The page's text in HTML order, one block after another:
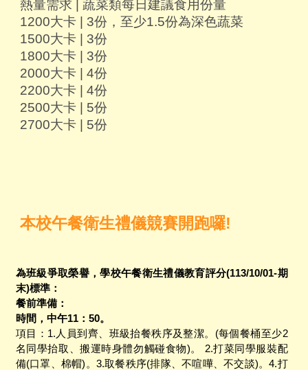
熱量需求 | 蔬菜類每日建議食用份量
1200大卡 | 3份，至少1.5份為深色蔬菜
1500大卡 | 3份
1800大卡 | 3份
2000大卡 | 4份
2200大卡 | 4份
2500大卡 | 5份
2700大卡 | 5份
本校午餐衛生禮儀競賽開跑囉!
為班級爭取榮譽，學校午餐衛生禮儀教育評分(113/10/01-期
末)標準：
餐前準備：
時間，中午11：50。
項目：1.人員到齊、班級抬餐秩序及整潔。(每個餐桶至少2
名同學抬取、搬運時身體勿觸碰食物)。 2.打菜同學服裝配
備(口罩、棉帽)。3.取餐秩序(排隊、不喧嘩、不交談)。4.打